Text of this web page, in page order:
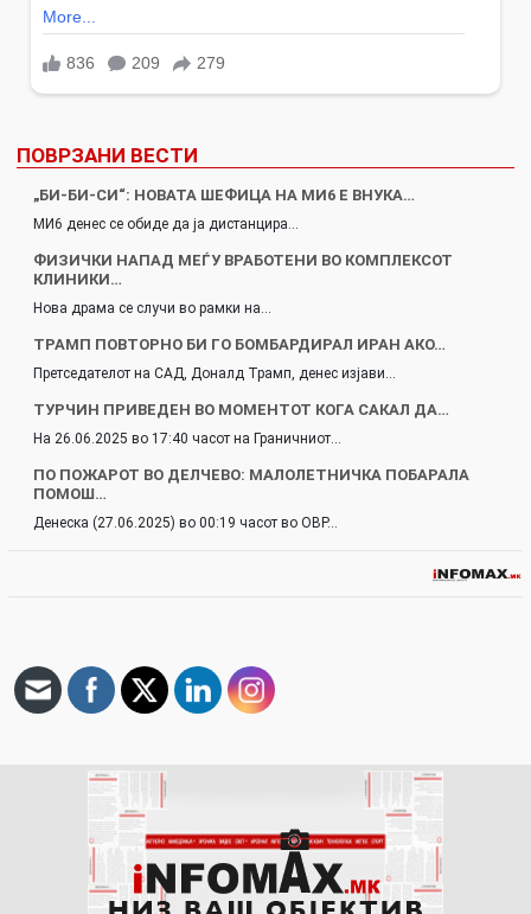
ПОВРЗАНИ ВЕСТИ
„БИ-БИ-СИ“: НОВАТА ШЕФИЦА НА МИ6 Е ВНУКА…
МИ6 денес се обиде да ја дистанцира…
ФИЗИЧКИ НАПАД МЕЃУ ВРАБОТЕНИ ВО КОМПЛЕКСОТ
КЛИНИКИ…
Нова драма се случи во рамки на…
ТРАМП ПОВТОРНО БИ ГО БОМБАРДИРАЛ ИРАН АКО…
Претседателот на САД, Доналд Трамп, денес изјави…
ТУРЧИН ПРИВЕДЕН ВО МОМЕНТОТ КОГА САКАЛ ДА…
На 26.06.2025 во 17:40 часот на Граничниот…
ПО ПОЖАРОТ ВО ДЕЛЧЕВО: МАЛОЛЕТНИЧКА ПОБАРАЛА
ПОМОШ…
Денеска (27.06.2025) во 00:19 часот во ОВР…